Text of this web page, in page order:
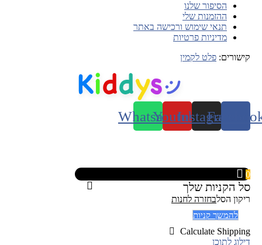
הסיפור שלנו
ההזמנות שלי
תנאי שימוש ורכישה באתר
מדיניות פרטיות
קישורים: פלט לקמין
Instagram
Youtube
Whatsapp
0
סל הקניות שלך
ריקון הסלבחזרה לחנות
להמשך קניות
Calculate Shipping
דילוג לתוכן